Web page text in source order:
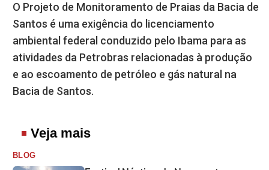
O Projeto de Monitoramento de Praias da Bacia de
Santos é uma exigência do licenciamento
ambiental federal conduzido pelo Ibama para as
atividades da Petrobras relacionadas à produção
e ao escoamento de petróleo e gás natural na
Bacia de Santos.
Veja mais
BLOG